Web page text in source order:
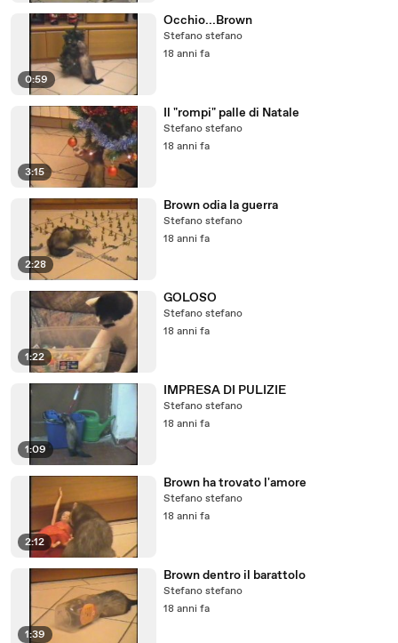
0:59
Occhio...Brown
Stefano stefano
18 anni fa
3:15
Il "rompi" palle di Natale
Stefano stefano
18 anni fa
2:28
Brown odia la guerra
Stefano stefano
18 anni fa
1:22
GOLOSO
Stefano stefano
18 anni fa
1:09
IMPRESA DI PULIZIE
Stefano stefano
18 anni fa
2:12
Brown ha trovato l'amore
Stefano stefano
18 anni fa
1:39
Brown dentro il barattolo
Stefano stefano
18 anni fa